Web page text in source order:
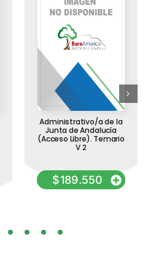
Administrativo/a de la
Junta de Andalucía
(Acceso Libre). Temario
V 2
$189.550